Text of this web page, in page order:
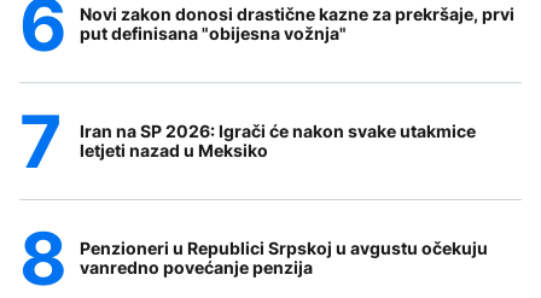
Novi zakon donosi drastične kazne za prekršaje, prvi
put definisana "obijesna vožnja"
Iran na SP 2026: Igrači će nakon svake utakmice
letjeti nazad u Meksiko
Penzioneri u Republici Srpskoj u avgustu očekuju
vanredno povećanje penzija